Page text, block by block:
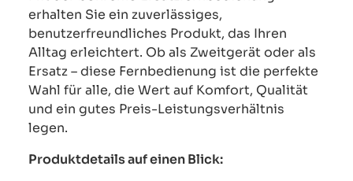
erhalten Sie ein zuverlässiges,
benutzerfreundliches Produkt, das Ihren
Alltag erleichtert. Ob als Zweitgerät oder als
Ersatz – diese Fernbedienung ist die perfekte
Wahl für alle, die Wert auf Komfort, Qualität
und ein gutes Preis-Leistungsverhältnis
legen.
Produktdetails auf einen Blick: